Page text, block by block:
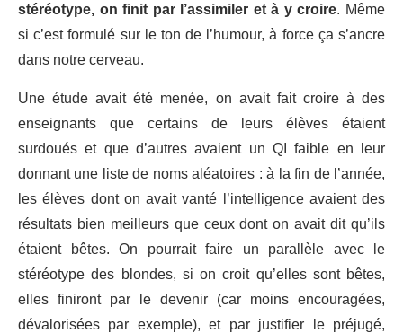
stéréotype, on finit par l’assimiler et à y croire. Même
si c’est formulé sur le ton de l’humour, à force ça s’ancre
dans notre cerveau.
Une étude avait été menée, on avait fait croire à des
enseignants que certains de leurs élèves étaient
surdoués et que d’autres avaient un QI faible en leur
donnant une liste de noms aléatoires : à la fin de l’année,
les élèves dont on avait vanté l’intelligence avaient des
résultats bien meilleurs que ceux dont on avait dit qu’ils
étaient bêtes. On pourrait faire un parallèle avec le
stéréotype des blondes, si on croit qu’elles sont bêtes,
elles finiront par le devenir (car moins encouragées,
dévalorisées par exemple), et par justifier le préjugé,